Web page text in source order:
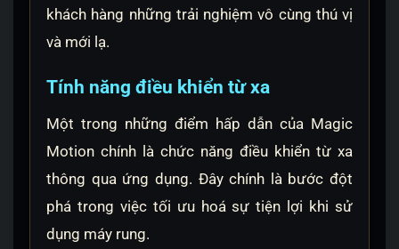
khách hàng những trải nghiệm vô cùng thú vị
và mới lạ.
Tính năng điều khiển từ xa
Một trong những điểm hấp dẫn của Magic
Motion chính là chức năng điều khiển từ xa
thông qua ứng dụng. Đây chính là bước đột
phá trong việc tối ưu hoá sự tiện lợi khi sử
dụng máy rung.